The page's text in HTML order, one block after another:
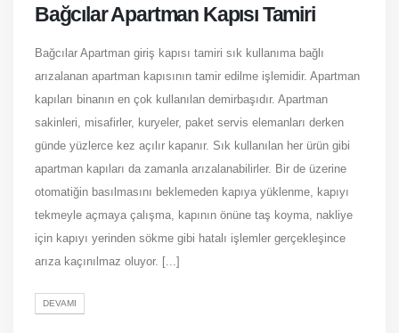
Bağcılar Apartman Kapısı Tamiri
Bağcılar Apartman giriş kapısı tamiri sık kullanıma bağlı
arızalanan apartman kapısının tamir edilme işlemidir. Apartman
kapıları binanın en çok kullanılan demirbaşıdır. Apartman
sakinleri, misafirler, kuryeler, paket servis elemanları derken
günde yüzlerce kez açılır kapanır. Sık kullanılan her ürün gibi
apartman kapıları da zamanla arızalanabilirler. Bir de üzerine
otomatiğin basılmasını beklemeden kapıya yüklenme, kapıyı
tekmeyle açmaya çalışma, kapının önüne taş koyma, nakliye
için kapıyı yerinden sökme gibi hatalı işlemler gerçekleşince
arıza kaçınılmaz oluyor. [...]
DEVAMI